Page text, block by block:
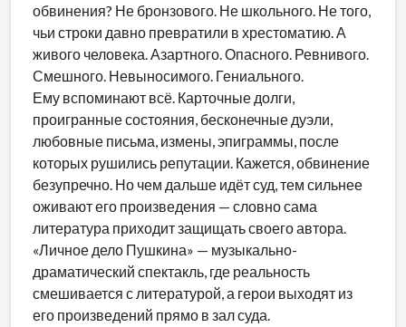
обвинения? Не бронзового. Не школьного. Не того,
чьи строки давно превратили в хрестоматию. А
живого человека. Азартного. Опасного. Ревнивого.
Смешного. Невыносимого. Гениального.
Ему вспоминают всё. Карточные долги,
проигранные состояния, бесконечные дуэли,
любовные письма, измены, эпиграммы, после
которых рушились репутации. Кажется, обвинение
безупречно. Но чем дальше идёт суд, тем сильнее
оживают его произведения — словно сама
литература приходит защищать своего автора.
«Личное дело Пушкина» — музыкально-
драматический спектакль, где реальность
смешивается с литературой, а герои выходят из
его произведений прямо в зал суда.